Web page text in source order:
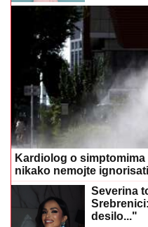
Kardiolog o
nikako nemojte ignorisati
Severina
desilo..."